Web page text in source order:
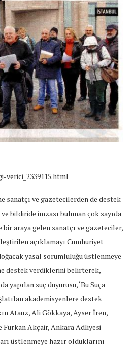
sanatçı ve gazetecilerden de destek
bildiride imzası bulunan çok sayıda
araya gelen sanatçı ve gazeteciler,
açıklamayı Cumhuriyet
yasal sorumluluğu üstlenmeye
destek verdiklerini belirterek,
yapılan suç duyurusu, ‘Bu Suça
akademisyenlere destek
Atauz, Ali Gökkaya, Ayser İren,
Furkan Akçair, Ankara Adliyesi
üstlenmeye hazır olduklarını
Ayında Çatışma Çözümü
Konuştuk
26/Şub/2018